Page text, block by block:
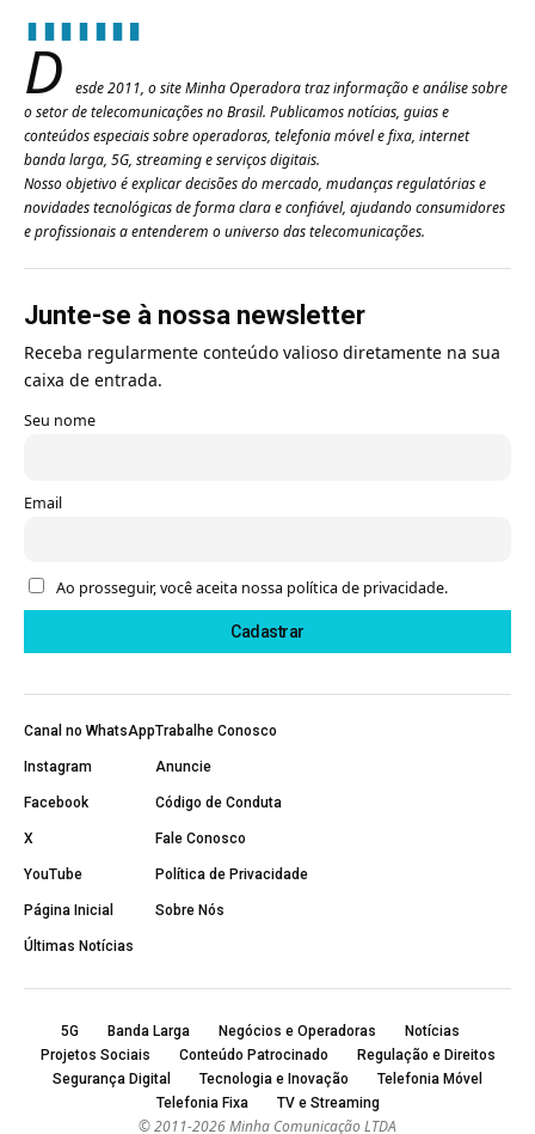
D
esde 2011, o site Minha Operadora traz informação e análise sobre
o setor de telecomunicações no Brasil. Publicamos notícias, guias e
conteúdos especiais sobre operadoras, telefonia móvel e fixa, internet
banda larga, 5G, streaming e serviços digitais.
Nosso objetivo é explicar decisões do mercado, mudanças regulatórias e
novidades tecnológicas de forma clara e confiável, ajudando consumidores
e profissionais a entenderem o universo das telecomunicações.
Junte-se à nossa newsletter
Receba regularmente conteúdo valioso diretamente na sua
caixa de entrada.
Seu nome
Email
Ao prosseguir, você aceita nossa política de privacidade.
Canal no WhatsApp
Instagram
Facebook
X
YouTube
Página Inicial
Últimas Notícias
Trabalhe Conosco
Anuncie
Código de Conduta
Fale Conosco
Política de Privacidade
Sobre Nós
5G Banda Larga Negócios e Operadoras
Notícias
Projetos Sociais
Conteúdo Patrocinado
Regulação e Direitos
Segurança Digital
Tecnologia e Inovação
Telefonia Móvel
Telefonia Fixa
TV e Streaming
© 2011-2026 Minha Comunicação LTDA